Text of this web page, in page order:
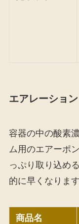
エアレーショ
容器の中の酸素
ム用のエアーポ
っぷり取り込め
的に早くなります
商品名